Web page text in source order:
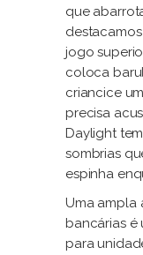
que
jogo
coloca
criancice
precisa
Daylight
sombrias
espinha
Uma ampla
bancárias é
para